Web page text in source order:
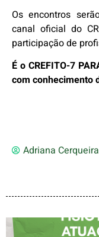
Os encontros
canal oficial do
participação de
É o CREFITO-7
com conhecimento
Adriana Cerqueira